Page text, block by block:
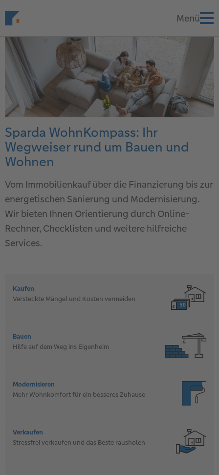
Sparda WohnKompass: Ihr
Wegweiser rund um Bauen und
Wohnen
Vom Immobilienkauf über die Finanzierung bis zur
energetischen Sanierung und Modernisierung.
Wir bieten Ihnen Orientierung durch Online-
Rechner, Checklisten und weitere hilfreiche
Services.
Kaufen
Versteckte Mängel und Kosten vermeiden
Bauen
Hilfe auf dem Weg ins Eigenheim
Modernisieren
Mehr Wohnkomfort für ein besseres Zuhause
Verkaufen
Stressfrei verkaufen und das Beste rausholen